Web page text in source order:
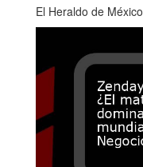
El Heraldo de México